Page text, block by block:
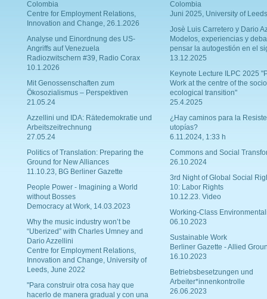
Colombia
Centre for Employment Relations,
Innovation and Change, 26.1.2026
Analyse und Einordnung des US-
Angriffs auf Venezuela
Radiozwitschern #39, Radio Corax
10.1.2026
Mit Genossenschaften zum
Ökosozialismus – Perspektiven
21.05.24
Azzellini und IDA: Rätedemokratie und
Arbeitszeitrechnung
27.05.24
Politics of Translation: Preparing the
Ground for New Alliances
11.10.23, BG Berliner Gazette
People Power - Imagining a World
without Bosses
Democracy at Work, 14.03.2023
Why the music industry won’t be
“Uberized” with Charles Umney and
Dario Azzellini
Centre for Employment Relations,
Innovation and Change, University of
Leeds, June 2022
"Para construir otra cosa hay que
hacerlo de manera gradual y con una
Colombia
Juni 2025, University of Leeds
Josè Luis Carretero y Dario
Modelos, experiencias y
pensar la autogestión en el
13.12.2025
Keynote Lecture ILPC 2025
Work at the centre of the
ecological transition"
25.4.2025
¿Hay caminos para la
utopías?
6.11.2024, 1:33 h
Commons and Social
26.10.2024
3rd Night of Global Social
10: Labor Rights
10.12.23. Video
Working-Class
06.10.2023
Sustainable Work
Berliner Gazette - Allied
16.10.2023
Betriebsbesetzungen und
Arbeiter*innenkontrolle
26.06.2023